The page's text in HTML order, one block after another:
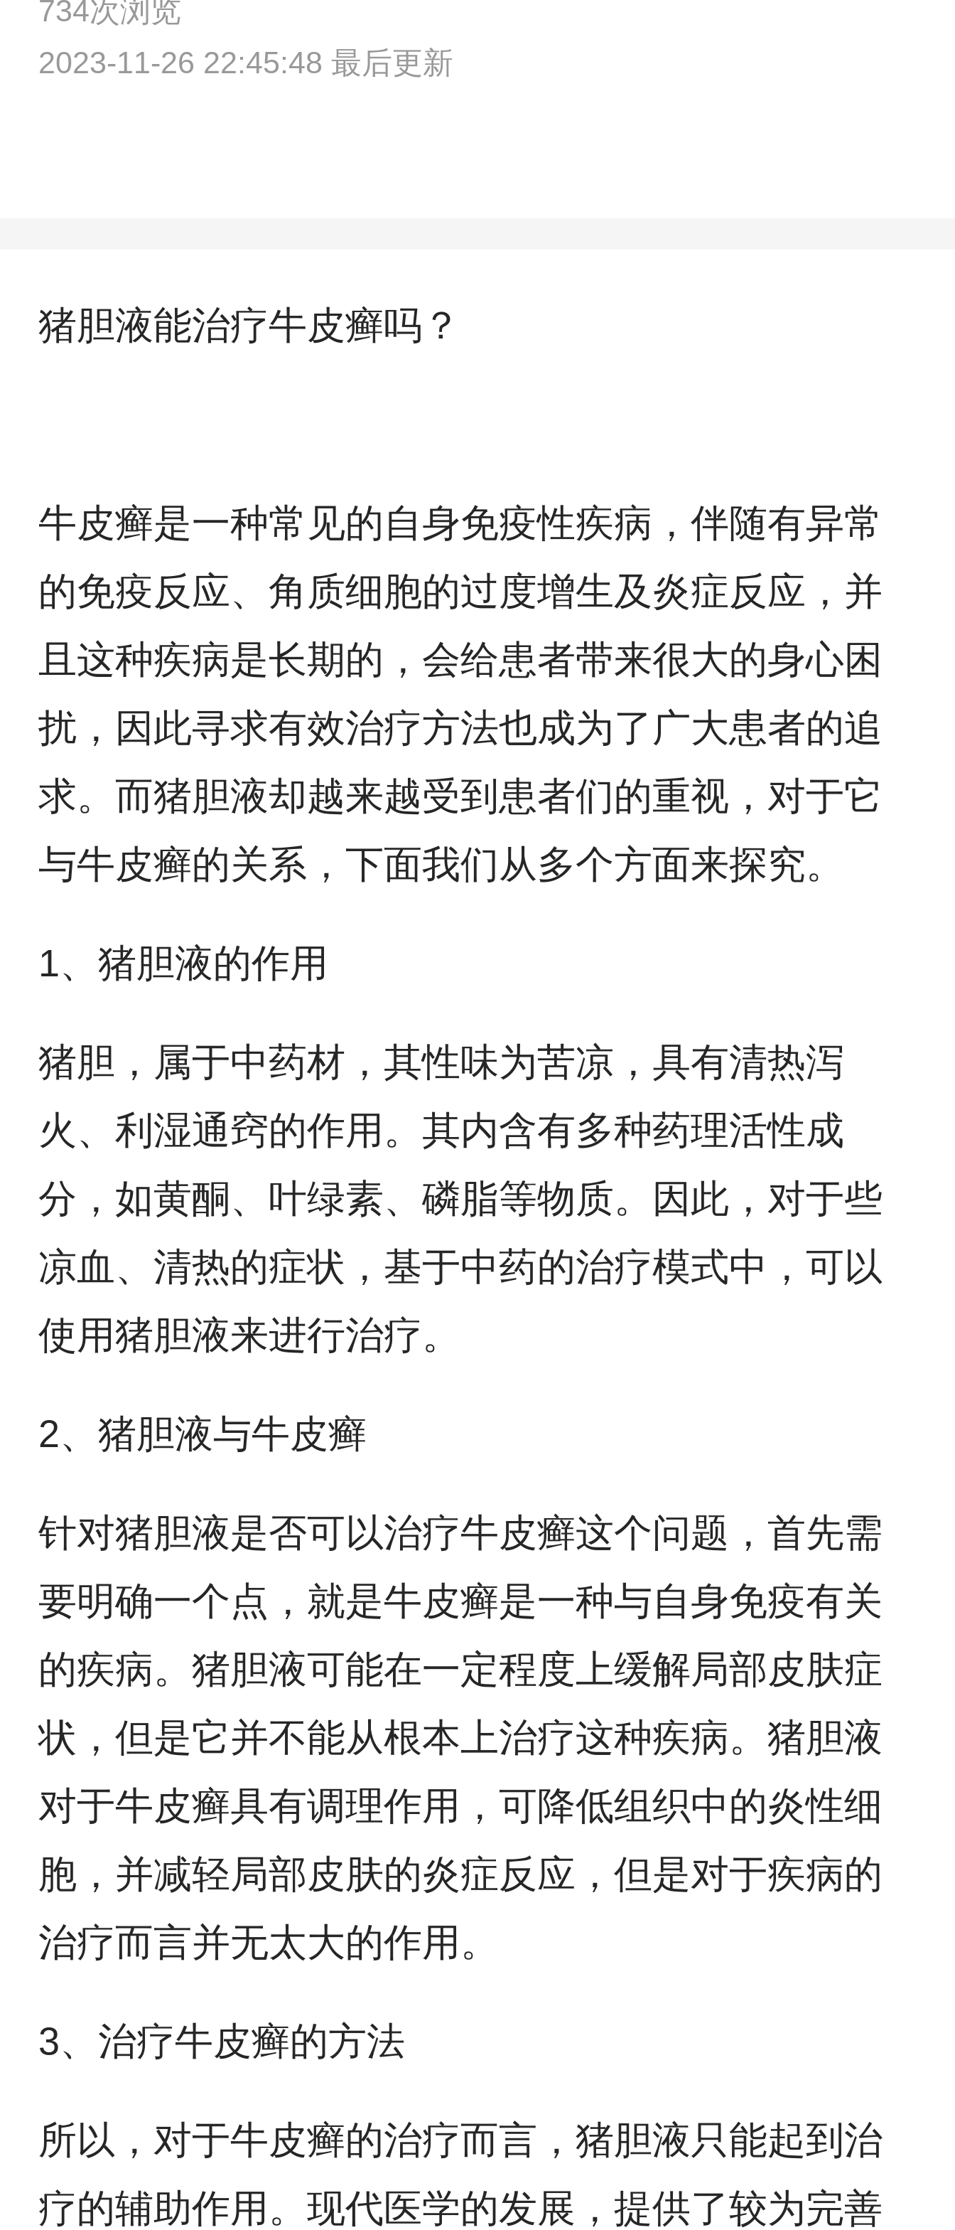
734次浏览
2023-11-26 22:45:48 最后更新
猪胆液能治疗牛皮癣吗？
牛皮癣是一种常见的自身免疫性疾病，伴随有异常
的免疫反应、角质细胞的过度增生及炎症反应，并
且这种疾病是长期的，会给患者带来很大的身心困
扰，因此寻求有效治疗方法也成为了广大患者的追
求。而猪胆液却越来越受到患者们的重视，对于它
与牛皮癣的关系，下面我们从多个方面来探究。
1、猪胆液的作用
猪胆，属于中药材，其性味为苦凉，具有清热泻
火、利湿通窍的作用。其内含有多种药理活性成
分，如黄酮、叶绿素、磷脂等物质。因此，对于些
凉血、清热的症状，基于中药的治疗模式中，可以
使用猪胆液来进行治疗。
2、猪胆液与牛皮癣
针对猪胆液是否可以治疗牛皮癣这个问题，首先需
要明确一个点，就是牛皮癣是一种与自身免疫有关
的疾病。猪胆液可能在一定程度上缓解局部皮肤症
状，但是它并不能从根本上治疗这种疾病。猪胆液
对于牛皮癣具有调理作用，可降低组织中的炎性细
胞，并减轻局部皮肤的炎症反应，但是对于疾病的
治疗而言并无太大的作用。
3、治疗牛皮癣的方法
所以，对于牛皮癣的治疗而言，猪胆液只能起到治
疗的辅助作用。现代医学的发展，提供了较为完善